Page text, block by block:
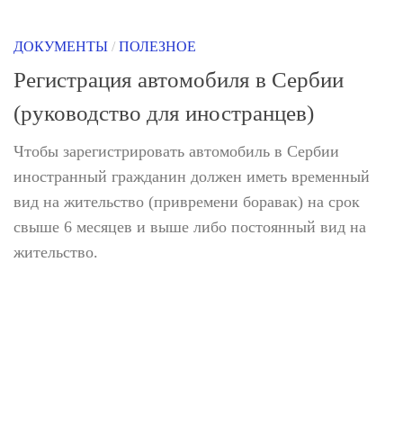
ДОКУМЕНТЫ / ПОЛЕЗНОЕ
Регистрация автомобиля в Сербии
(руководство для иностранцев)
Чтобы зарегистрировать автомобиль в Сербии
иностранный гражданин должен иметь временный
вид на жительство (привремени боравак) на срок
свыше 6 месяцев и выше либо постоянный вид на
жительство.